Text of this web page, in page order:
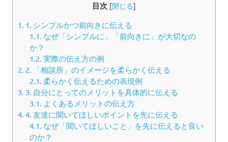
目次 [閉じる]
1. 1. シンプルかつ前向きに伝える
1.1. なぜ「シンプルに」「前向きに」が大切なの
か？
1.2. 実際の伝え方の例
2. 2. 「相談所」のイメージを柔らかく伝える
2.1. 柔らかく伝えるための表現例
3. 3. 自分にとってのメリットを具体的に伝える
3.1.
よくあるメリットの伝え方
4. 4. 友達に聞いてほしいポイントを先に伝える
4.1. なぜ「聞いてほしいこと」を先に伝えると良い
のか？